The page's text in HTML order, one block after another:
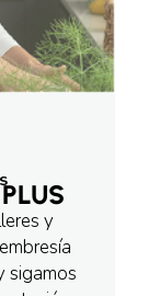
y
sigamos